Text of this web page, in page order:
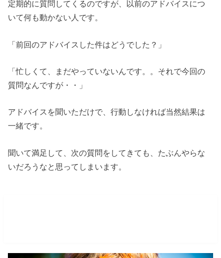
定期的に質問してくるのですが、以前のアドバイスにつ
いて何も動かない人です。
「前回のアドバイスした件はどうでした？」
「忙しくて、まだやっていないんです。。それで今回の
質問なんですが・・」
アドバイスを聞いただけで、行動しなければ当然結果は
一緒です。
聞いて満足して、次の質問をしてきても、たぶんやらな
いだろうなと思ってしまいます。